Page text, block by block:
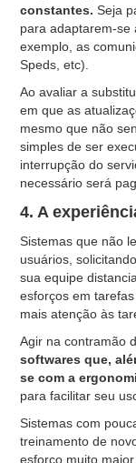
constantes. Seja
para adaptarem-se
exemplo, as
Speds, etc).
Ao avaliar a
em que as
mesmo que não
simples de ser
interrupção do
necessário será
4. A
Sistemas que não
usuários,
sua equipe
esforços em
mais atenção às
Agir na contramão
softwares que,
se com a
para facilitar seu
Sistemas com
treinamento de
esforço muito